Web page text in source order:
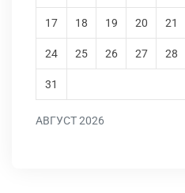
АВГУСТ 2026
17 18 19 20 21
24 25 26 27 28
31